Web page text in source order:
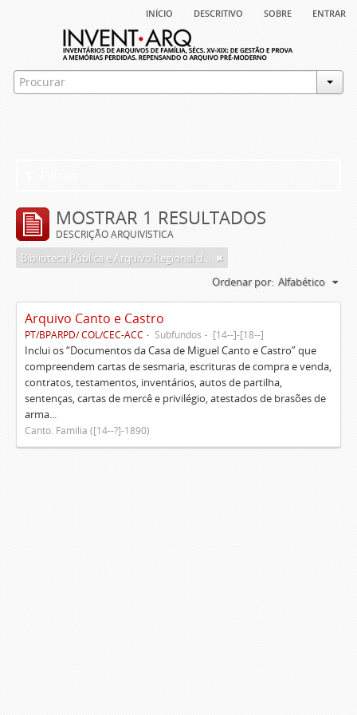
início descritivo sobre entrar
MOSTRAR 1 RESULTADOS
DESCRIÇÃO ARQUIVÍSTICA
Biblioteca Pública e Arquivo Regional de Ponta Delgada
Ordenar por: Alfabético
Arquivo Canto e Castro
PT/BPARPD/ COL/CEC-ACC Subfundos [14--]-[18--]
Inclui os “Documentos da Casa de Miguel Canto e Castro” que
compreendem cartas de sesmaria, escrituras de compra e venda,
contratos, testamentos, inventários, autos de partilha,
sentenças, cartas de mercê e privilégio, atestados de brasões de
arma...
Canto. Família ([14--?]-1890)